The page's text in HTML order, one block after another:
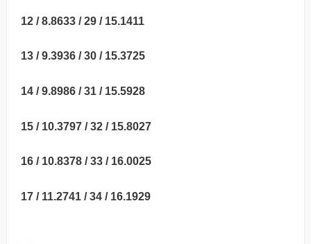
12 / 8.8633 / 29 / 15.1411
13 / 9.3936 / 30 / 15.3725
14 / 9.8986 / 31 / 15.5928
15 / 10.3797 / 32 / 15.8027
16 / 10.8378 / 33 / 16.0025
17 / 11.2741 / 34 / 16.1929